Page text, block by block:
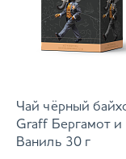
Чай чёрный
Graff Бергамот и
Ваниль 30 г